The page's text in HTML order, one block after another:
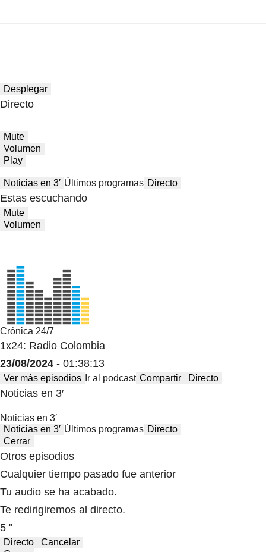
Desplegar
Directo
Mute
Volumen
Play
Noticias en 3′ Últimos programas Directo
Estas escuchando
Mute
Volumen
Crónica 24/7
1x24: Radio Colombia
23/08/2024 - 01:38:13
Ver más episodios Ir al podcast Compartir Directo
Noticias en 3′
Noticias en 3′
Noticias en 3′ Últimos programas Directo
Cerrar
Otros episodios
Cualquier tiempo pasado fue anterior
Tu audio se ha acabado.
Te redirigiremos al directo.
5 "
Directo
Cancelar